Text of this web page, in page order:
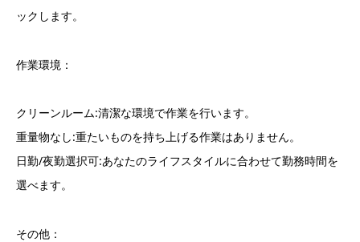
ックします。
作業環境：
クリーンルーム:清潔な環境で作業を行います。
重量物なし:重たいものを持ち上げる作業はありません。
日勤/夜勤選択可:あなたのライフスタイルに合わせて勤務時間を
選べます。
その他：